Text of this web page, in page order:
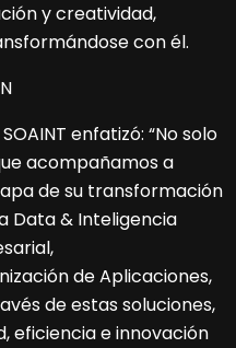
y creatividad,
con él.
enfatizó: “No solo
acompañamos a
de su transformación
Data & Inteligencia
de Aplicaciones,
de estas soluciones,
eficiencia e innovación